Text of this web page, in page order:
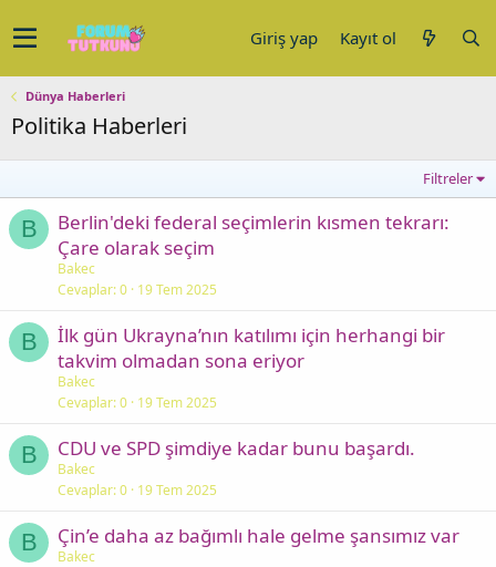
Giriş yap Kayıt ol
Dünya Haberleri
Politika Haberleri
Filtreler
B
Berlin'deki federal seçimlerin kısmen tekrarı:
Çare olarak seçim
Bakec
Cevaplar 0 19 Tem 2025
B
İlk gün Ukrayna’nın katılımı için herhangi bir
takvim olmadan sona eriyor
Bakec
Cevaplar 0 19 Tem 2025
B CDU ve SPD şimdiye kadar bunu başardı.
Bakec
Cevaplar 0 19 Tem 2025
B Çin’e daha az bağımlı hale gelme şansımız var
Bakec